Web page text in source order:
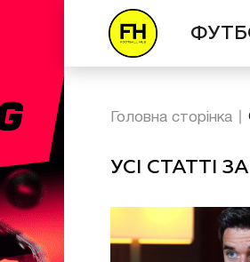
Головна сторінка
УСІ СТАТТІ